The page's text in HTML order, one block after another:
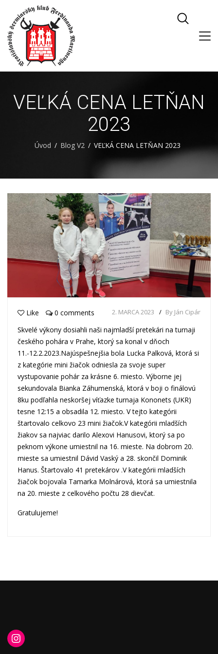
VEĽKÁ CENA LETŇAN
2023
Úvod Blog V2 VEĽKÁ CENA LETŇAN 2023
2. MARCA 2023 By Ján Cipár
Like
0 comments
Skvelé výkony dosiahli naši najmladší pretekári na turnaji
českého pohára v Prahe, ktorý sa konal v dňoch
11.-12.2.2023.Najúspešnejšia bola Lucka Palková, ktorá si
z kategórie mini žiačok odniesla za svoje super
vystupovanie pohár za krásne 6. miesto. Výborne jej
sekundovala Bianka Záhumenská, ktorá v boji o finálovú
8ku podľahla neskoršej víťazke turnaja Kononets (UKR)
tesne 12:15 a obsadila 12. miesto. V tejto kategórii
štartovalo celkovo 23 mini žiačok.V kategórii mladších
žiakov sa najviac darilo Alexovi Hanusovi, ktorý sa po
peknom výkone umiestnil na 16. mieste. Na dobrom 20.
mieste sa umiestnil Dávid Vaský a 28. skončil Dominik
Hanus. Štartovalo 41 pretekárov .V kategórii mladších
žiačok bojovala Tamarka Molnárová, ktorá sa umiestnila
na 20. mieste z celkového počtu 28 dievčat.
Gratulujeme!